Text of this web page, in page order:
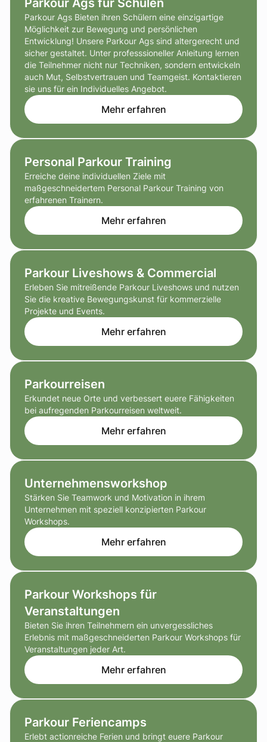
Parkour Ags Bieten ihren Schülern eine einzigartige
Möglichkeit zur Bewegung und persönlichen
Entwicklung! Unsere Parkour Ags sind altergerecht und
sicher gestaltet. Unter professsioneller Anleitung lernen
die Teilnehmer nicht nur Techniken, sondern entwickeln
auch Mut, Selbstvertrauen und Teamgeist. Kontaktieren
sie uns für ein Individuelles Angebot.
Mehr erfahren
Personal Parkour Training
Erreiche deine individuellen Ziele mit
maßgeschneidertem Personal Parkour Training von
erfahrenen Trainern.
Mehr erfahren
Parkour Liveshows & Commercial
Erleben Sie mitreißende Parkour Liveshows und nutzen
Sie die kreative Bewegungskunst für kommerzielle
Projekte und Events.
Mehr erfahren
Parkourreisen
Erkundet neue Orte und verbessert euere Fähigkeiten
bei aufregenden Parkourreisen weltweit.
Mehr erfahren
Unternehmensworkshop
Stärken Sie Teamwork und Motivation in ihrem
Unternehmen mit speziell konzipierten Parkour
Workshops.
Mehr erfahren
Parkour Workshops für
Veranstaltungen
Bieten Sie ihren Teilnehmern ein unvergessliches
Erlebnis mit maßgeschneiderten Parkour Workshops für
Veranstaltungen jeder Art.
Mehr erfahren
Parkour Feriencamps
Erlebt actionreiche Ferien und bringt euere Parkour